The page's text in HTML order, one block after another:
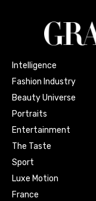
Intelligence
Fashion Industry
Beauty Universe
Portraits
Entertainment
The Taste
Sport
Luxe Motion
France